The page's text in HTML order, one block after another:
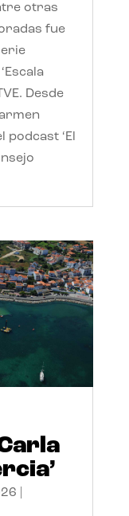
otras
fue
Desde
podcast ‘El